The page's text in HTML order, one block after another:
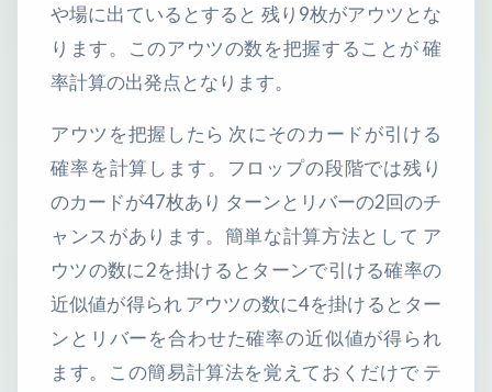
や場に出ているとすると 残り9枚がアウツとな
ります。このアウツの数を把握することが 確
率計算の出発点となります。
アウツを把握したら 次にそのカードが引ける
確率を計算します。フロップの段階では残り
のカードが47枚あり ターンとリバーの2回のチ
ャンスがあります。簡単な計算方法として ア
ウツの数に2を掛けるとターンで引ける確率の
近似値が得られ アウツの数に4を掛けるとター
ンとリバーを合わせた確率の近似値が得られ
ます。この簡易計算法を覚えておくだけで テ